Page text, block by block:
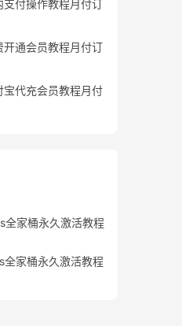
付操作教程月付订
通会员教程月付订
代充会员教程月付
全家桶永久激活教程
全家桶永久激活教程